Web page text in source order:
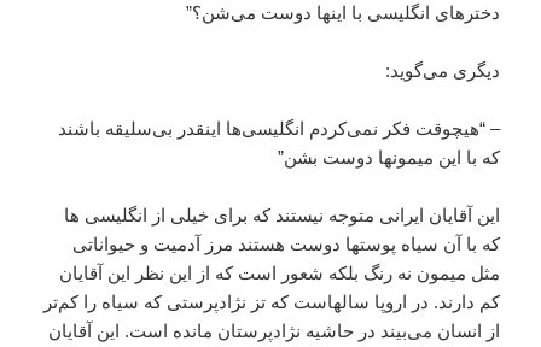
دخترهاى انگليسى با اينها دوست مى‌شن؟”
ديگرى مى‌گويد:
– “هيچوقت فکر نمى‌کردم انگليسى‌ها اينقدر بى‌سليقه باشند
که با اين ميمونها دوست بشن”
اين آقايان ايرانى متوجه نيستند که براى خيلى از انگليسى ها
که با آن سياه پوستها دوست هستند مرز آدميت و حيواناتى
مثل ميمون نه رنگ بلکه شعور است که از اين نظر اين آقايان
کم دارند. در اروپا سالهاست که تز نژاد‌پرستى که سياه را کم‌تر
از انسان مى‌بيند در حاشيه نژاد‌پرستان مانده است. اين آقايان